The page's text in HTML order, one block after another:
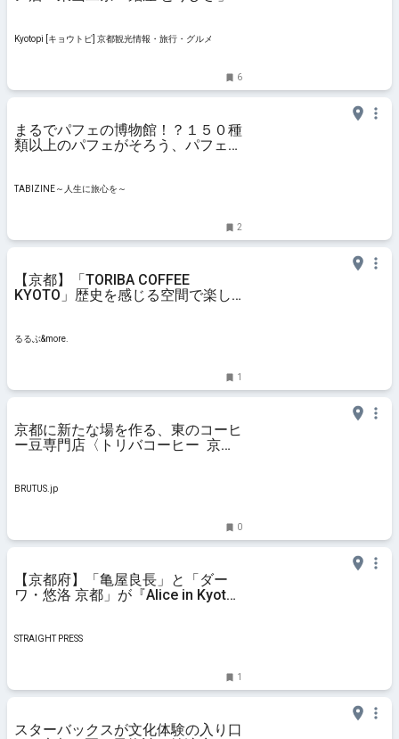
Kyotopi [キョウトピ] 京都観光情報・旅行・グルメ
6
まるでパフェの博物館！？１５０種
類以上のパフェがそろう、パフェ好
TABIZINE～人生に旅心を～
2
【京都】「TORIBA COFFEE
KYOTO」歴史を感じる空間で楽し
るるぶ&more.
1
京都に新たな場を作る、東のコーヒ
ー豆専門店〈トリバコーヒー 京
BRUTUS.jp
0
【京都府】「亀屋良長」と「ダー
ワ・悠洛 京都」が『Alice in Kyoto
STRAIGHT PRESS
1
スターバックスが文化体験の入り口